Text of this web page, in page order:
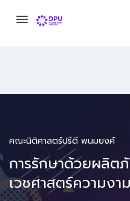
คณะนิติศาสตร์ปรีดี พนมยงค์
การรักษาด้วยผลิต
เวชศาสตร์ความงาม